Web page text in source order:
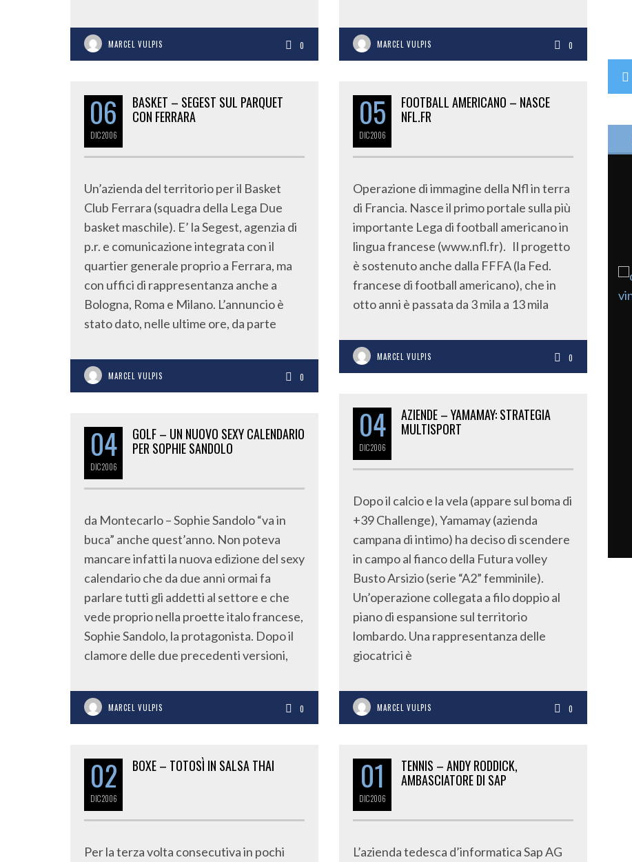
MARCEL VULPIS 0 MARCEL VULPIS 0
06
DIC2006
BASKET – SEGEST SUL PARQUET
CON FERRARA
Un’azienda del territorio per il Basket
Club Ferrara (squadra della Lega Due
basket maschile). E’ la Segest, agenzia di
p.r. e comunicazione integrata con il
quartier generale proprio a Ferrara, ma
con uffici di rappresentanza anche a
Bologna, Roma e Milano. L’annuncio è
stato dato, nelle ultime ore, da parte
MARCEL VULPIS 0
05
DIC2006
FOOTBALL AMERICANO – NASCE
NFL.FR
Operazione di immagine della Nfl in terra
di Francia. Nasce il primo portale sulla più
importante Lega di football americano in
lingua francese (www.nfl.fr). Il progetto
è sostenuto anche dalla FFFA (la Fed.
francese di football americano), che in
otto anni è passata da 3 mila a 13 mila
MARCEL VULPIS 0
04
DIC2006
AZIENDE – YAMAMAY: STRATEGIA
MULTISPORT
Dopo il calcio e la vela (appare sul boma di
+39 Challenge), Yamamay (azienda
campana di intimo) ha deciso di scendere
in campo al fianco della Futura volley
Busto Arsizio (serie “A2” femminile).
Un’operazione collegata a filo doppio al
piano di espansione sul territorio
lombardo. Una rappresentanza delle
giocatrici è
MARCEL VULPIS 0
04
DIC2006
GOLF – UN NUOVO SEXY CALENDARIO
PER SOPHIE SANDOLO
da Montecarlo – Sophie Sandolo “va in
buca” anche quest’anno. Non poteva
mancare infatti la nuova edizione del sexy
calendario che da due anni ormai fa
parlare tutti gli addetti al settore e che
vede proprio nella proette italo francese,
Sophie Sandolo, la protagonista. Dopo il
clamore delle due precedenti versioni,
MARCEL VULPIS 0
02
DIC2006
BOXE – TOTOSÌ IN SALSA THAI
Per la terza volta consecutiva in pochi
01
DIC2006
TENNIS – ANDY RODDICK,
AMBASCIATORE DI SAP
L’azienda tedesca d’informatica Sap AG